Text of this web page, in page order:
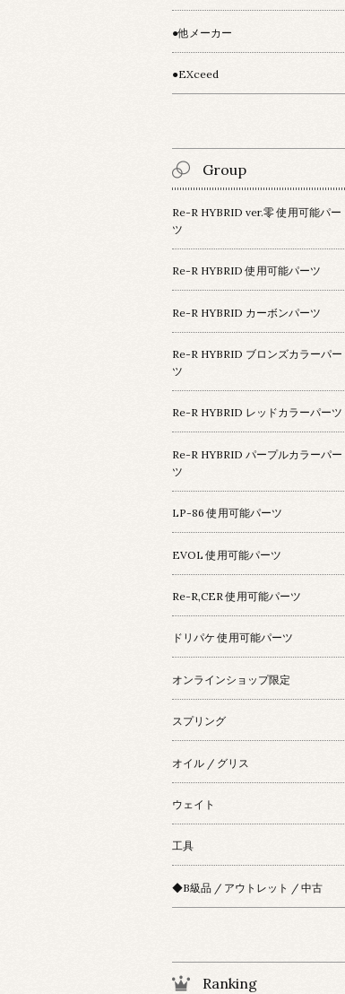
●他メーカー
●EXceed
Group
Re-R HYBRID ver.零 使用可能パー
ツ
Re-R HYBRID 使用可能パーツ
Re-R HYBRID カーボンパーツ
Re-R HYBRID ブロンズカラーパー
ツ
Re-R HYBRID レッドカラーパーツ
Re-R HYBRID パープルカラーパー
ツ
LP-86 使用可能パーツ
EVOL 使用可能パーツ
Re-R,CER 使用可能パーツ
ドリパケ 使用可能パーツ
オンラインショップ限定
スプリング
オイル / グリス
ウェイト
工具
◆B級品 / アウトレット / 中古
Ranking